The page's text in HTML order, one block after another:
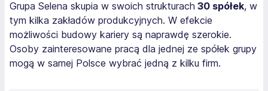
Grupa Selena skupia w swoich strukturach 30 spółek, w
tym kilka zakładów produkcyjnych. W efekcie
możliwości budowy kariery są naprawdę szerokie.
Osoby zainteresowane pracą dla jednej ze spółek grupy
mogą w samej Polsce wybrać jedną z kilku firm.